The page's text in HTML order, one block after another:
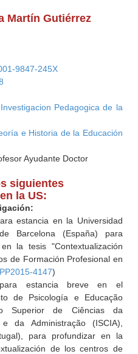
Martín Gutiérrez
9847-245X
Investigacion Pedagogica de la
e Historia de la Educación
Ayudante Doctor
siguientes
la US:
estancia en la Universidad
Barcelona (España) para
la tesis "Contextualización
de Formación Profesional en
4147)
para estancia breve en el
de Psicología e Educação
Superior de Ciências da
e da Administração (ISCIA),
para profundizar en la
de los centros de